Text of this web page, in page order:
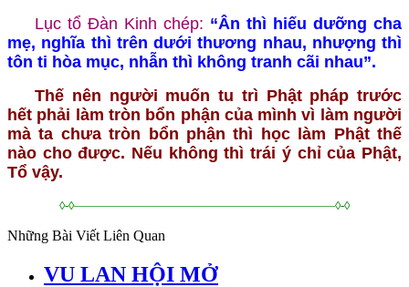
Lục tổ Đàn Kinh chép: “Ân thì hiếu dưỡng cha
mẹ, nghĩa thì trên dưới thương nhau, nhượng thì
tôn ti hòa mục, nhẫn thì không tranh cãi nhau”.
Thế nên người muốn tu trì Phật pháp trước
hết phải làm tròn bổn phận của mình vì làm người
mà ta chưa tròn bổn phận thì học làm Phật thế
nào cho được. Nếu không thì trái ý chỉ của Phật,
Tổ vậy.
◊-◊——————————————————————◊-◊
Những Bài Viết Liên Quan
VU LAN HỘI MỞ